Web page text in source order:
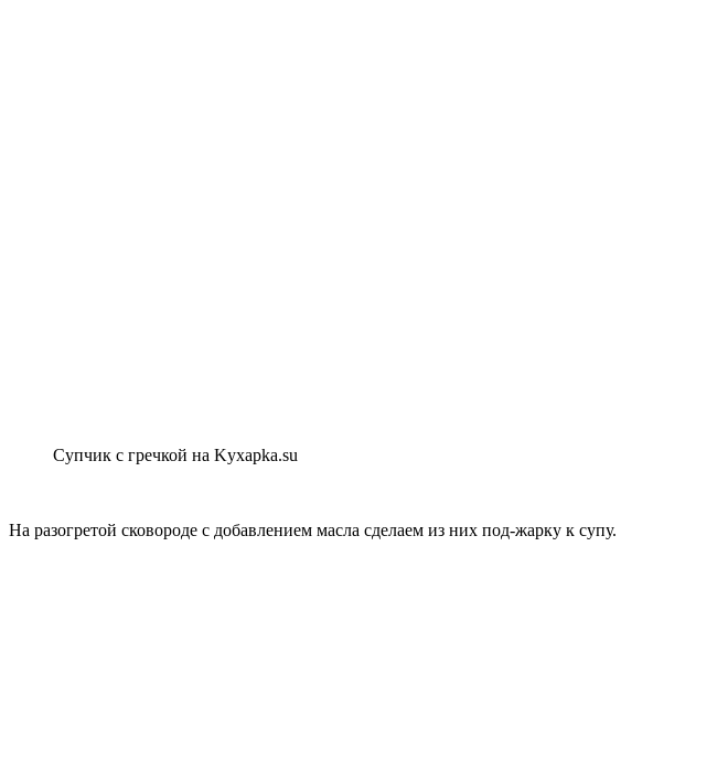
Супчик с гречкой на Kyxapka.su
На разогретой сковороде с добавлением масла сделаем из них под-жарку к супу.